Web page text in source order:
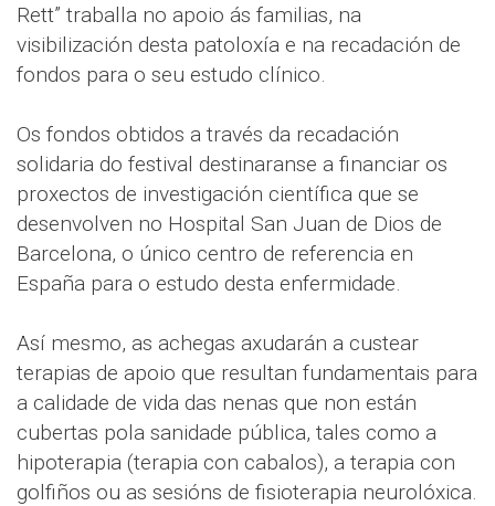
Rett” traballa no apoio ás familias, na
visibilización desta patoloxía e na recadación de
fondos para o seu estudo clínico.
Os fondos obtidos a través da recadación
solidaria do festival destinaranse a financiar os
proxectos de investigación científica que se
desenvolven no Hospital San Juan de Dios de
Barcelona, o único centro de referencia en
España para o estudo desta enfermidade.
Así mesmo, as achegas axudarán a custear
terapias de apoio que resultan fundamentais para
a calidade de vida das nenas que non están
cubertas pola sanidade pública, tales como a
hipoterapia (terapia con cabalos), a terapia con
golfiños ou as sesións de fisioterapia neurolóxica.